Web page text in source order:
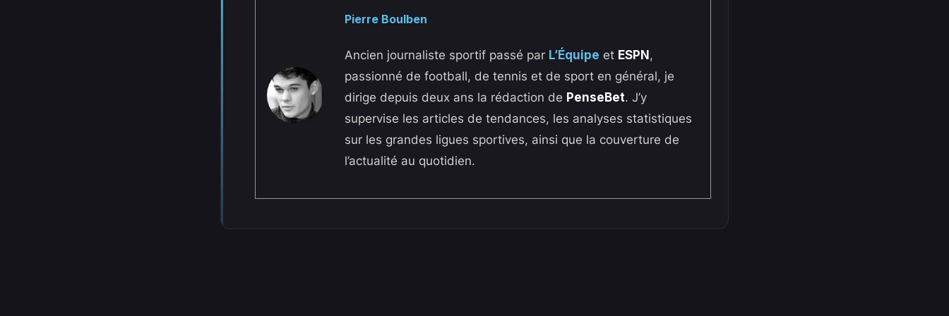
Pierre Boulben
Ancien journaliste sportif passé par L’Équipe et ESPN,
passionné de football, de tennis et de sport en général, je
dirige depuis deux ans la rédaction de PenseBet. J’y
supervise les articles de tendances, les analyses statistiques
sur les grandes ligues sportives, ainsi que la couverture de
l’actualité au quotidien.